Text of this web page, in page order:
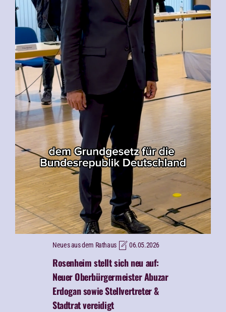
Neues aus dem Rathaus 06.05.2026
Rosenheim stellt sich neu auf:
NeuerOberbürgermeister Abuzar
Erdogan sowie Stellvertreter &
Stadtrat vereidigt